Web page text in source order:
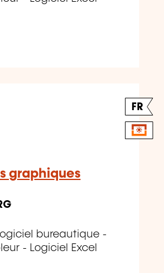
FR
graphiques
bureautique -
- Logiciel Excel